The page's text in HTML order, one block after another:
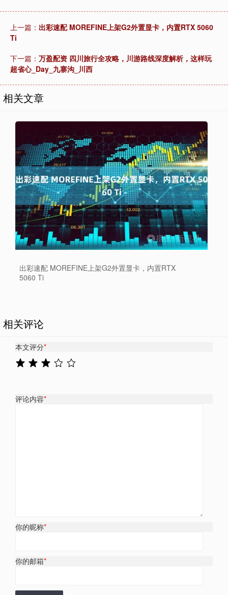
上一篇： 出彩速配 MOREFINE上架G2外置显卡，内置RTX 5060
Ti
下一篇： 万盈配资 四川旅行全攻略，川游路线深度解析，这样玩
超省心_Day_九寨沟_川西
相关文章
出彩速配 MOREFINE上架G2外置显卡，内置RTX
5060 Ti
相关评论
本文评分*
评论内容*
你的昵称*
你的邮箱*